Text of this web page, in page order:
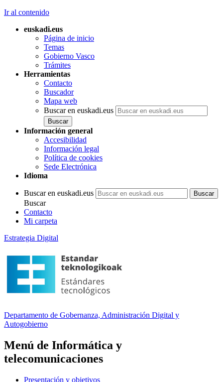
Ir al contenido
euskadi.eus
Página de inicio
Temas
Gobierno Vasco
Trámites
Herramientas
Contacto
Buscador
Mapa web
Buscar en euskadi.eus
Información general
Accesibilidad
Información legal
Política de cookies
Sede Electrónica
Idioma
Buscar en euskadi.eus
Buscar
Contacto
Mi carpeta
Estrategia Digital
Departamento de Gobernanza, Administración Digital y
Autogobierno
Menú de Informática y
telecomunicaciones
Presentación y objetivos